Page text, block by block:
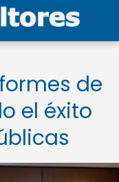
de
el éxito